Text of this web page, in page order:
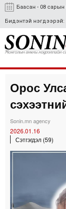
Баасан - 08 сарын
Бидэнтэй нэгдээрэй:
Орос
Sonin.mn agency
2026.01.16
Сэтгэгдэл (59)